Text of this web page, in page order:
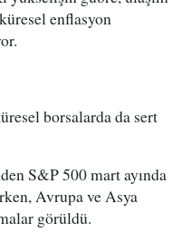
enflasyon
borsalarda da sert
S&P 500 mart ayında
Avrupa ve Asya
görüldü.